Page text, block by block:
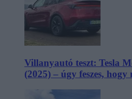
Villanyautó teszt: Tesla
(2025) – úgy feszes, hogy